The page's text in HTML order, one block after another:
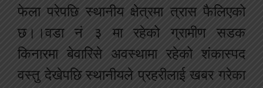
फेला परेपछि स्थानीय क्षेत्रमा त्रास फैलिएको
छ।।वडा नं ३ मा रहेको ग्रामीण सडक
किनारमा बेवारिसे अवस्थामा रहेको शंकास्पद
वस्तु देखेपछि स्थानीयले प्रहरीलाई खबर गरेका